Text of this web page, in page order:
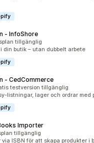
‑ InfoShore
tillgänglig
din butik – utan dubbelt arbete
‑ CedCommerce
totalttestversion tillgänglig
listningar, lager och ordrar med
Importer
tillgänglig
via ISBN för att skapa produkter i